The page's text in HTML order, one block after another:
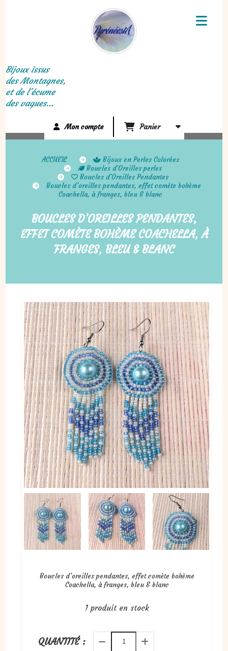
Bijoux issus
des Montagnes,
et de l'écume
des vagues...
Mon compte Panier
ACCUEIL
Bijoux en Perles Colorées
Boucles d'Oreilles perles
Boucles d'Oreilles Pendantes
Boucles d’oreilles pendantes, effet comète bohème
Coachella, à franges, bleu & blanc
BOUCLES D’OREILLES PENDANTES,
EFFET COMÈTE BOHÈME COACHELLA, À
FRANGES, BLEU & BLANC
Boucles d’oreilles pendantes, effet comète bohème
Coachella, à franges, bleu & blanc
1produit en stock
QUANTITÉ :